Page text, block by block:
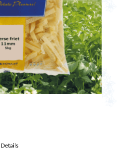
Details